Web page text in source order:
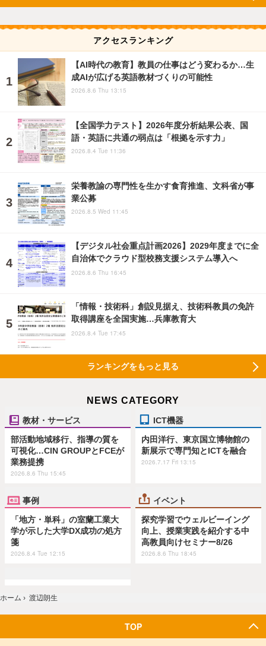
アクセスランキング
【AI時代の教育】教員の仕事はどう変わるか…生
成AIが広げる英語教材づくりの可能性
2026.8.6 Thu 13:15
【全国学力テスト】2026年度分析結果公表、国
語・英語に共通の弱点は「根拠を示す力」
2026.8.4 Tue 11:36
栄養教諭の専門性を生かす食育推進、文科省が事
業公募
2026.8.5 Wed 11:45
【デジタル社会重点計画2026】2029年度までに全
自治体でクラウド型校務支援システム導入へ
2026.8.6 Thu 16:45
「情報・技術科」創設見据え、技術科教員の免許
取得講座を全国実施…兵庫教育大
2026.8.4 Tue 17:45
ランキングをもっと見る
NEWS CATEGORY
教材・サービス
部活動地域移行、指導の質を
可視化…CIN GROUPとFCEが
業務提携
2026.8.6 Thu 15:45
ICT機器
内田洋行、東京国立博物館の
新展示で専門知とICTを融合
2026.7.17 Fri 13:15
事例
「地方・単科」の室蘭工業大
学が示した大学DX成功の処方
箋
2026.8.4 Tue 12:15
イベント
探究学習でウェルビーイング
向上、授業実践を紹介する中
高教員向けセミナー8/26
2026.8.6 Thu 18:45
ホーム › 渡辺朗生
TOP